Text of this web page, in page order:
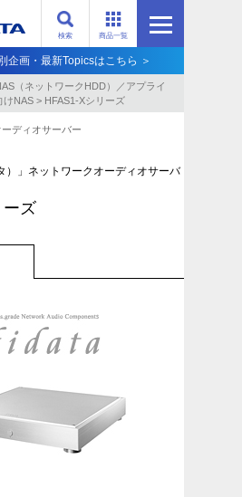
商品一覧
検索
企画・最新Topicsはこちら ＞
（ネットワークHDD）／アプライ
けNAS > HFAS1-Xシリーズ
ーディオサーバー
）」ネットワークオーディオサーバ
ーズ